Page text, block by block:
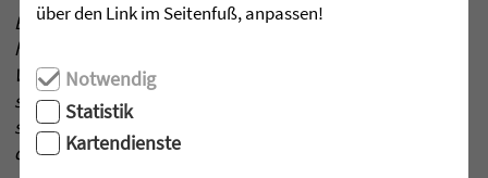
Es gibt aber nicht nur posi­tive Ent­wick­lun­gen ... So
hat das Sozial­mi­nis­te­rium des Lan­des Baden-
Württem­berg Anfang Juli in einem Ent­wurf zur Per­
so­nal­ver­ord­nung die per­so­nel­len Anfor­de­run­gen an
sta­tionäre Ein­rich­tun­gen neu gere­gelt. Was steht
drin?
über den Link im Seitenfuß, anpassen!
Notwendig
Statistik
Kartendienste